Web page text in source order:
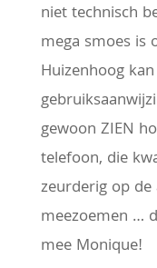
niet technisch
mega smoes is
Huizenhoog
gewoon ZIEN
telefoon, die
zeurderig op
meezoemen …
mee Monique!